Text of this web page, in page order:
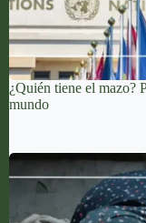
¿Quién tiene el mazo?
mundo